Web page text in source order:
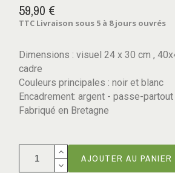
59,90 €
TTC Livraison sous 5 à 8 jours ouvrés
Dimensions : visuel 24 x 30 cm ,
cadre
Couleurs principales : noir et blanc
Encadrement: argent - passe-
Fabriqué en Bretagne
AJOUTER AU PANIER